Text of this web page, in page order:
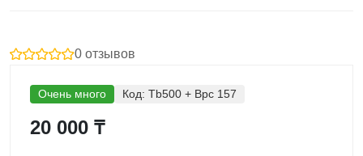
0 отзывов
Очень много Код: Tb500 + Bpc 157
20 000 ₸